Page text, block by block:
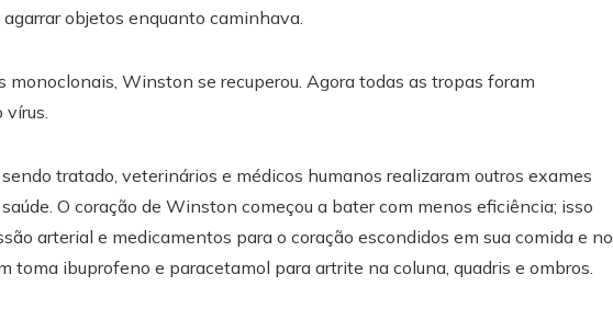
objetos enquanto caminhava.
monoclonais, Winston se recuperou. Agora todas as tropas foram
tratado, veterinários e médicos humanos realizaram outros exames
O coração de Winston começou a bater com menos eficiência; isso
arterial e medicamentos para o coração escondidos em sua comida e no
toma ibuprofeno e paracetamol para artrite na coluna, quadris e ombros.